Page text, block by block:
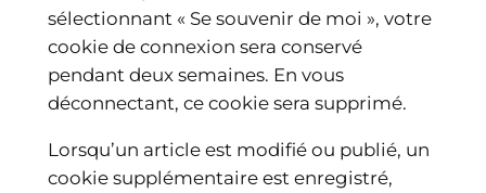
sélectionnant « Se souvenir de moi », votre
cookie de connexion sera conservé
pendant deux semaines. En vous
déconnectant, ce cookie sera supprimé.
Lorsqu’un article est modifié ou publié, un
cookie supplémentaire est enregistré,